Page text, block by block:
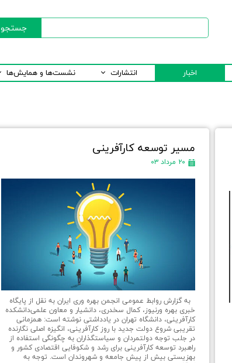
اخبار انتشارات نشست‌ها و همایش‌ها
جستجو
مسیر توسعه کارآفرینی
۲۰ مرداد ۰۳
به گزارش روابط عمومی انجمن بهره وری ایران به نقل از پایگاه
خبری بهره ورنیوز، کمال سخدری، دانشیار و معاون علمی‏‏‌دانشکده
کارآفرینی، دانشگاه تهران در یادداشتی نوشته است: همزمانی
تقریبی شروع دولت جدید با روز کارآفرینی، انگیزه اصلی نگارنده
در جلب توجه دولتمردان و سیاستگذاران به چگونگی استفاده از
راهبرد توسعه کارآفرینی برای رشد و شکوفایی اقتصادی کشور و
بهزیستی بیش از پیش جامعه و شهروندان است. توجه به